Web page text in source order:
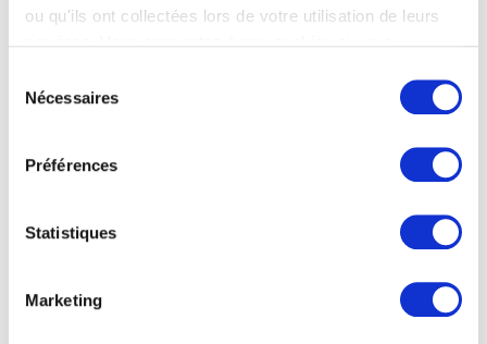
ou qu'ils ont collectées lors de votre utilisation de leurs
Nécessaires
Préférences
Statistiques
Marketing